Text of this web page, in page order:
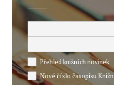
Přehled knižních novinek
Nové číslo časopisu